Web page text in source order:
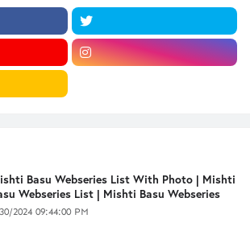
Basu Webseries List With Photo | Mishti
Webseries List | Mishti Basu Webseries
2024 09:44:00 PM